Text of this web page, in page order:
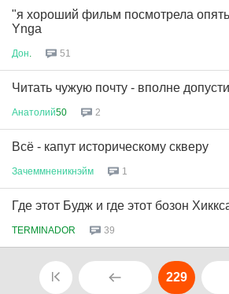
"я хороший фильм посмотрела
Ynga
Дон 51
Читать чужую почту - вполне
Анатолий50 2
Всё - капут историческому скверу
Зачеммненикнэйм 1
Где этот Будж и где этот бозон
TERMINADOR 39
229